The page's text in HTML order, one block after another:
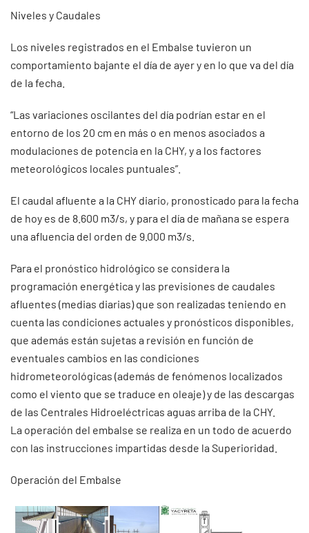
Niveles y Caudales
Los niveles registrados en el Embalse tuvieron un
comportamiento bajante el día de ayer y en lo que va del día
de la fecha.
“Las variaciones oscilantes del día podrían estar en el
entorno de los 20 cm en más o en menos asociados a
modulaciones de potencia en la CHY, y a los factores
meteorológicos locales puntuales”.
El caudal afluente a la CHY diario, pronosticado para la fecha
de hoy es de 8.600 m3/s, y para el día de mañana se espera
una afluencia del orden de 9.000 m3/s.
Para el pronóstico hidrológico se considera la
programación energética y las previsiones de caudales
afluentes (medias diarias) que son realizadas teniendo en
cuenta las condiciones actuales y pronósticos disponibles,
que además están sujetas a revisión en función de
eventuales cambios en las condiciones
hidrometeorológicas (además de fenómenos localizados
como el viento que se traduce en oleaje) y de las descargas
de las Centrales Hidroeléctricas aguas arriba de la CHY.
La operación del embalse se realiza en un todo de acuerdo
con las instrucciones impartidas desde la Superioridad.
Operación del Embalse